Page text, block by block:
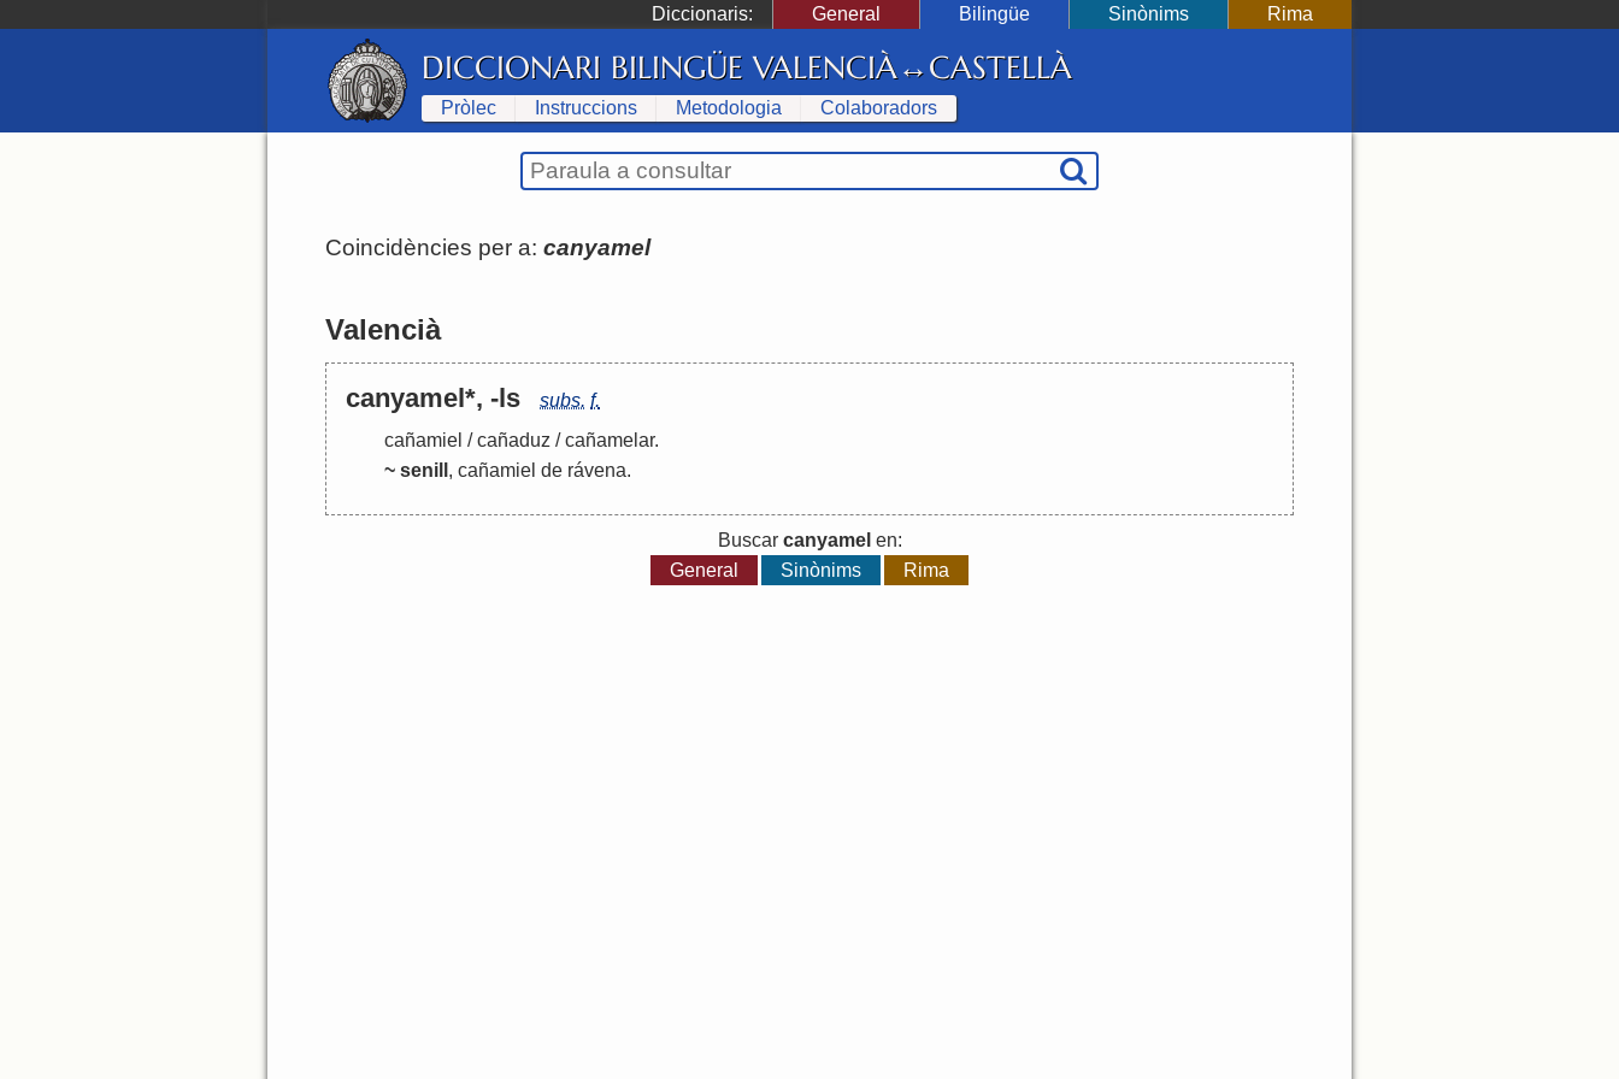
Diccionaris: General Bilingüe Sinònims Rima
DICCIONARI BILINGÜE VALENCIÀ↔CASTELLÀ
Pròlec Instruccions Metodologia Colaboradors
Coincidències per a: canyamel
Valencià
canyamel*, -ls subs. f.
cañamiel /cañaduz /cañamelar.
~ senill , cañamiel de rávena.
Buscar canyamel en:
General
Sinònims Rima